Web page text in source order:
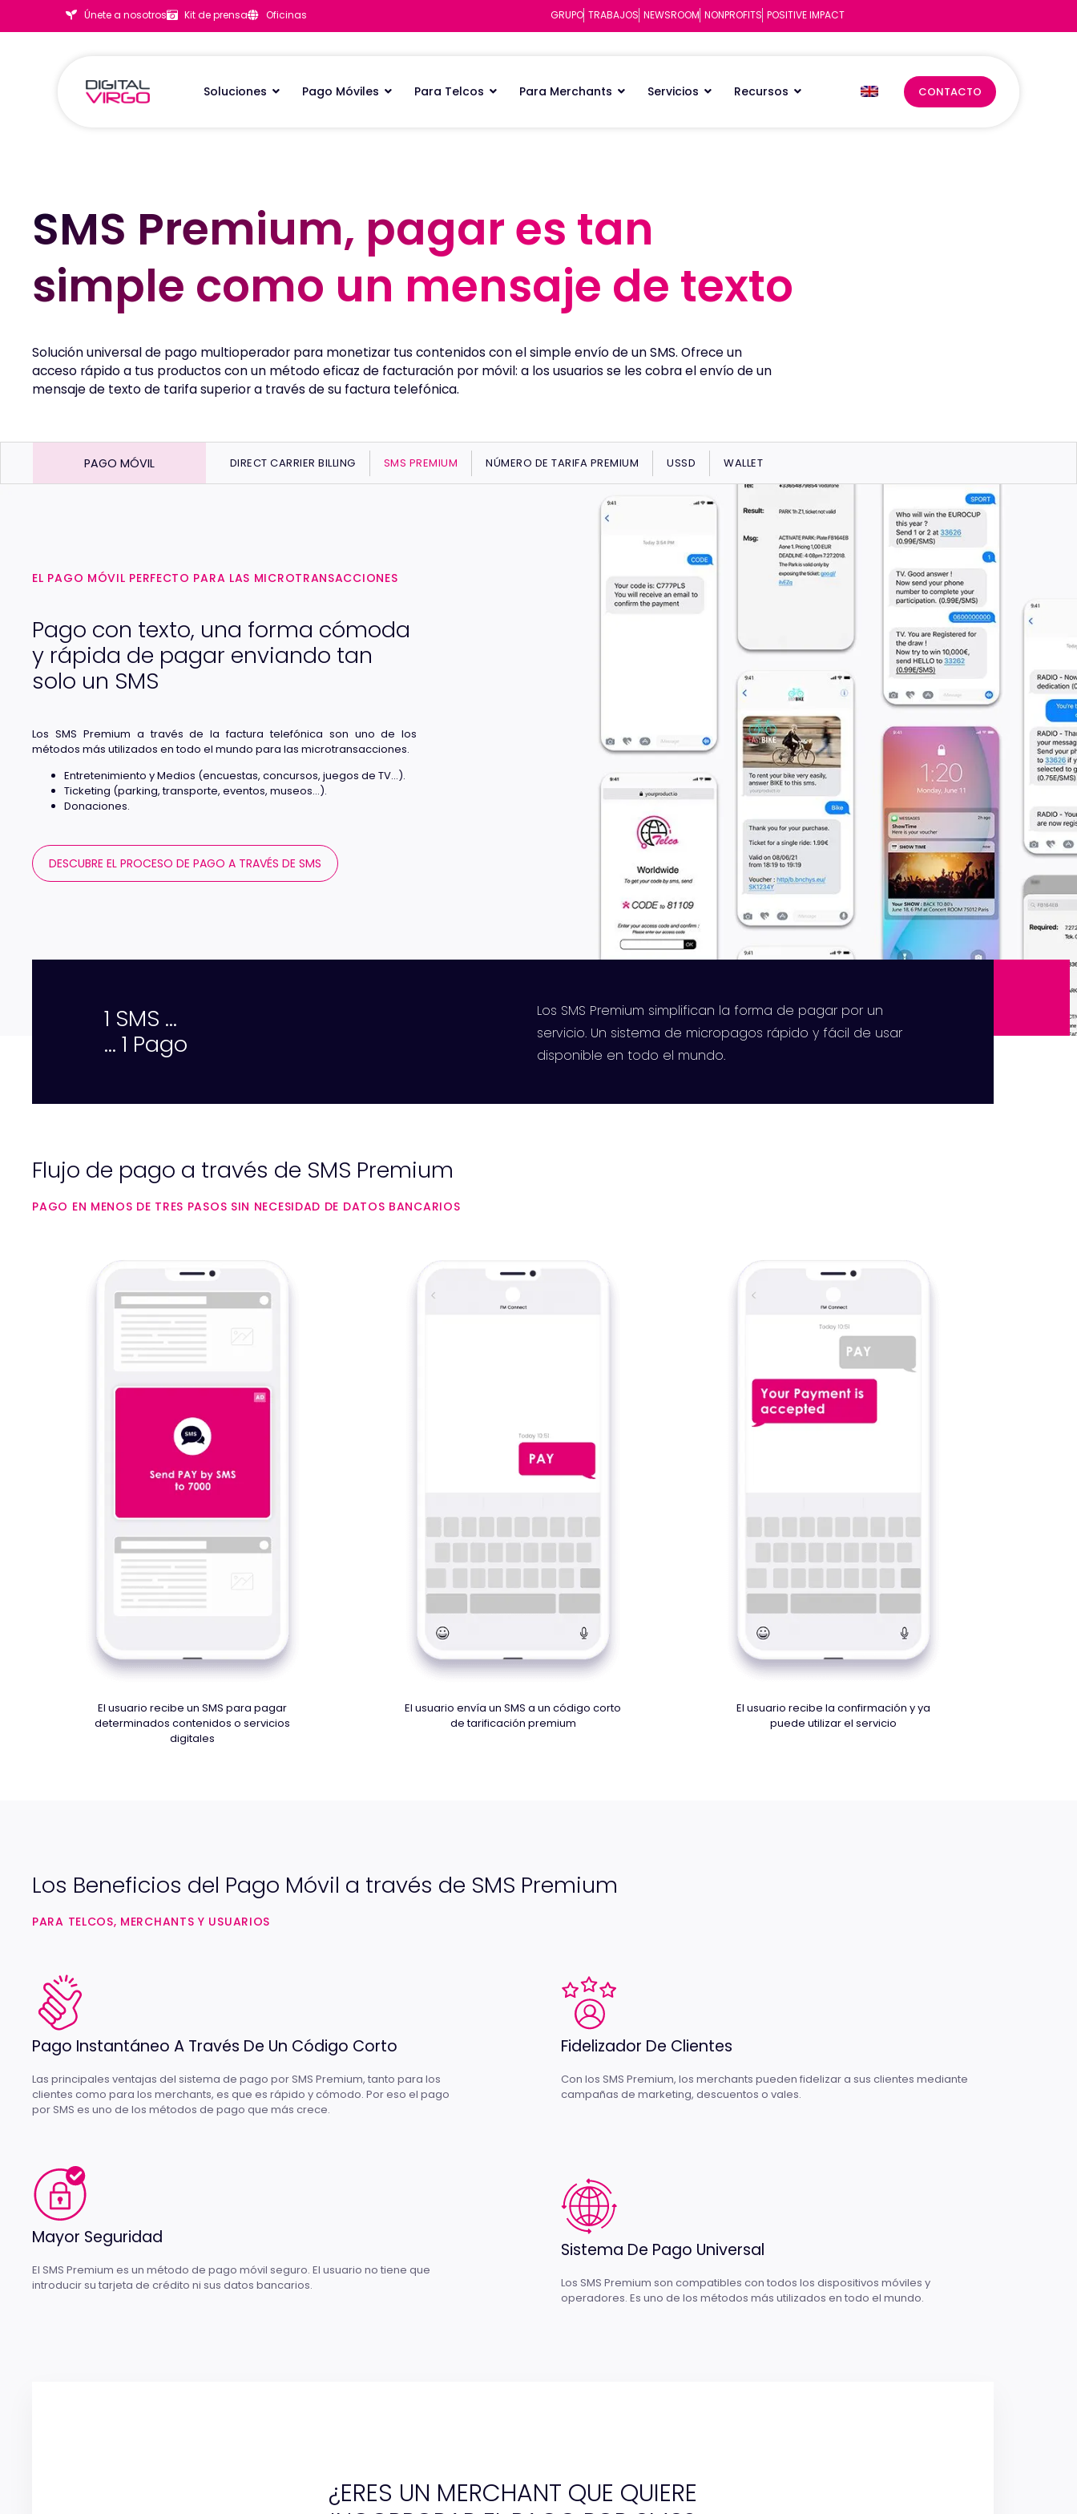
Únete a nosotros Kit de prensa Oficinas GRUPO TRABAJOS NEWSROOM NONPROFITS POSITIVE IMPACT
Soluciones Pago Móviles Para Telcos Para Merchants Servicios Recursos CONTACTO
SMS Premium, pagar es tan
simple como un mensaje de texto
SMS Premium, pagar es tan
simple como un mensaje de texto
Solución universal de pago multioperador para monetizar tus contenidos con el simple envío de un SMS. Ofrece un
acceso rápido a tus productos con un método eficaz de facturación por móvil: a los usuarios se les cobra el envío de un
mensaje de texto de tarifa superior a través de su factura telefónica.
PAGO MÓVIL DIRECT CARRIER BILLING SMS PREMIUM NÚMERO DE TARIFA PREMIUM USSD WALLET
EL PAGO MÓVIL PERFECTO PARA LAS MICROTRANSACCIONES
Pago con texto, una forma cómoda
y rápida de pagar enviando tan
solo un SMS
Los SMS Premium a través de la factura telefónica son uno de los
métodos más utilizados en todo el mundo para las microtransacciones.
Entretenimiento y Medios (encuestas, concursos, juegos de TV…).
Ticketing (parking, transporte, eventos, museos…).
Donaciones.
DESCUBRE EL PROCESO DE PAGO A TRAVÉS DE SMS
1 SMS ...
... 1 Pago
Los SMS Premium simplifican la forma de pagar por un
servicio. Un sistema de micropagos rápido y fácil de usar
disponible en todo el mundo.
Flujo de pago a través de SMS Premium
PAGO EN MENOS DE TRES PASOS SIN NECESIDAD DE DATOS BANCARIOS
El usuario recibe un SMS para pagar
determinados contenidos o servicios
digitales
El usuario envía un SMS a un código corto
de tarificación premium
El usuario recibe la confirmación y ya
puede utilizar el servicio
Los Beneficios del Pago Móvil a través de SMS Premium
PARA TELCOS, MERCHANTS Y USUARIOS
Pago Instantáneo A Través De Un Código Corto
Las principales ventajas del sistema de pago por SMS Premium, tanto para los
clientes como para los merchants, es que es rápido y cómodo. Por eso el pago
por SMS es uno de los métodos de pago que más crece.
Fidelizador De Clientes
Con los SMS Premium, los merchants pueden fidelizar a sus clientes mediante
campañas de marketing, descuentos o vales.
Mayor Seguridad
El SMS Premium es un método de pago móvil seguro. El usuario no tiene que
introducir su tarjeta de crédito ni sus datos bancarios.
Sistema De Pago Universal
Los SMS Premium son compatibles con todos los dispositivos móviles y
operadores. Es uno de los métodos más utilizados en todo el mundo.
¿ERES UN MERCHANT QUE QUIERE